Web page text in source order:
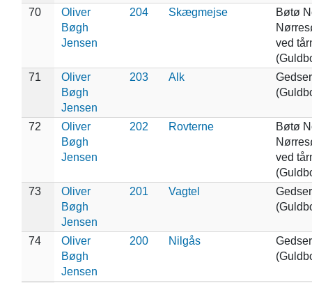
70
Oliver
Bøgh
Jensen
204 Skægmejse
Bøtø
ved
71
Oliver
Bøgh
Jensen
203 Alk
72
Oliver
Bøgh
Jensen
202 Rovterne
Bøtø
ved
73
Oliver
Bøgh
Jensen
201 Vagtel
74
Oliver
Bøgh
Jensen
200 Nilgås